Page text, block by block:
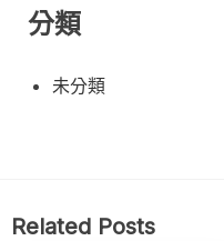
分類
未分類
Related Posts